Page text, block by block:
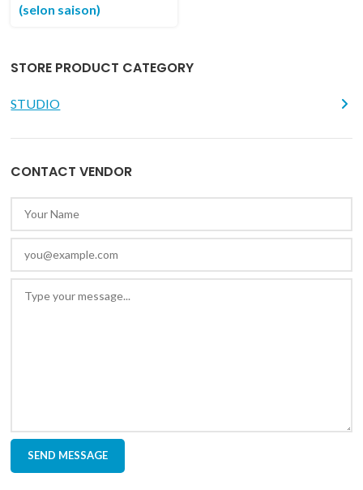
STORE PRODUCT CATEGORY
STUDIO
CONTACT VENDOR
(selon saison)